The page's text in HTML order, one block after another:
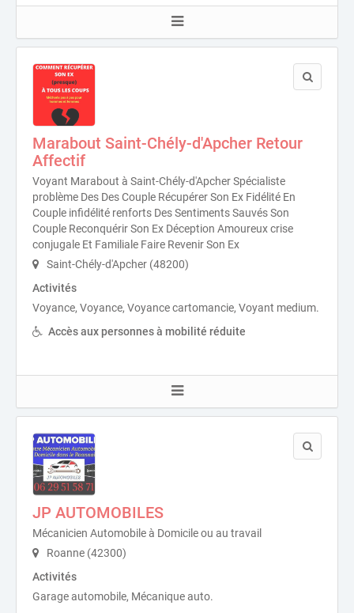
Marabout Saint-Chély-d'Apcher Retour
Affectif
Voyant Marabout à Saint-Chély-d'Apcher Spécialiste
problème Des Des Couple Récupérer Son Ex Fidélité En
Couple infidélité renforts Des Sentiments Sauvés Son
Couple Reconquérir Son Ex Déception Amoureux crise
conjugale Et Familiale Faire Revenir Son Ex
Saint-Chély-d'Apcher (48200)
Activités
Voyance, Voyance, Voyance cartomancie, Voyant medium.
Accès aux personnes à mobilité réduite
JP AUTOMOBILES
Mécanicien Automobile à Domicile ou au travail
Roanne (42300)
Activités
Garage automobile, Mécanique auto.